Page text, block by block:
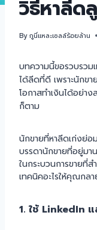
วิธีหาลีด
Byกูนี่แหละเซลล์ร้อยล้าน
บทความนี้ขอรวบรวม
ได้ลีดที่ดี เพราะนักขา
โอกาสทำเงินได้อย่า
ก็ตาม
นักขายที่หาลีดเก่งย่อ
บรรดานักขายที่อยู่มา
ในกระบวนการขายที่
เทคนิคอะไรให้คุณกลา
1. ใช้ LinkedIn